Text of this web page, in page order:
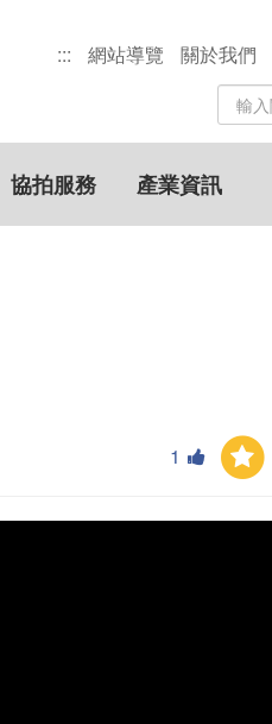
::: 網站導覽 關於我們
站
內
搜
尋
關
鍵
協拍服務 產業資訊
1